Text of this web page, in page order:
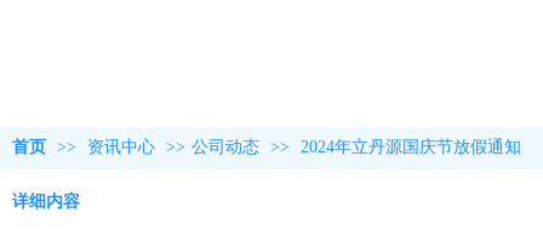
首页 >> 资讯中心 >> 公司动态 >> 2024年立丹源国庆节放假通知
详细内容